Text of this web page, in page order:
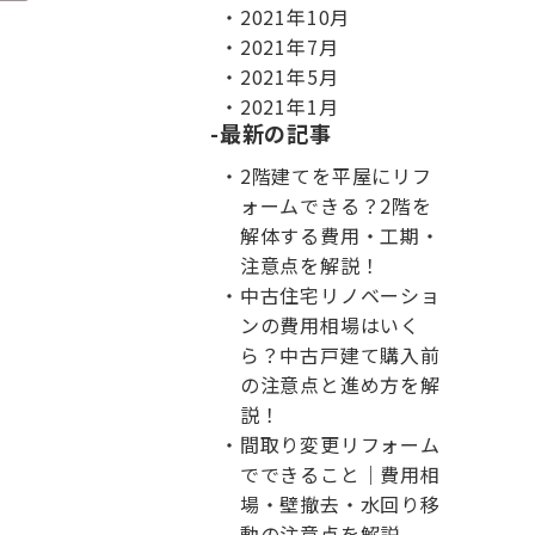
2021年10月
2021年7月
2021年5月
2021年1月
最新の記事
2階建てを平屋にリフ
ォームできる？2階を
解体する費用・工期・
注意点を解説！
中古住宅リノベーショ
ンの費用相場はいく
ら？中古戸建て購入前
の注意点と進め方を解
説！
間取り変更リフォーム
でできること｜費用相
場・壁撤去・水回り移